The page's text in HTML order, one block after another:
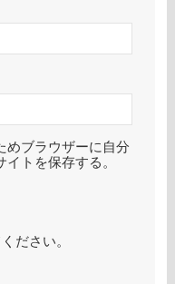
めブラウザーに自分
トを保存する。
ださい。